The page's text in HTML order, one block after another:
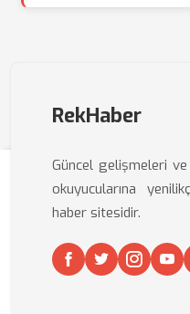
RekHaber
Güncel gelişmeleri
okuyucularına
haber sitesidir.